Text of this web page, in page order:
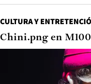
CULTURA Y
Chini.png en